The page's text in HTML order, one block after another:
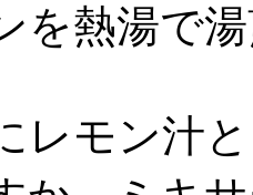
を熱湯
レモン汁